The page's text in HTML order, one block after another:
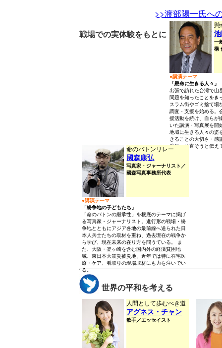
>>渡部陽一氏へ
戦場での実体験をもとに
懸
一
構
●講演テーマ
「懸命に生きる人々」
出張で訪れた台湾で山
問題を知ったことをき
スラム街やゴミ捨て場
調査・支援を始める。
援活動を続け、自らが
いた講演・写真展を開
地域に生きる人々の姿
きることの大切さ・感
度見つめ直そうと伝え
命のバトンリレー
國森康弘
写真家・ジャーナリスト／
國森写真事務所代表
●講演テーマ
「紛争地の子どもたち」
「命のバトンの継承性」を根底のテーマに掲げ
る写真家・ジャーナリスト。進行形の戦場・紛
争地とともにアジア各地の最前線へ送られた日
本人兵士たちの取材を重ね、過去現在の戦争か
ら学び、現在未来の在り方を問うている。 ま
た、大阪・釜ヶ崎を含む国内外の経済貧困地
域、東日本大震災被災地、近年では特に在宅医
療・ケア、看取りの現場取材にも力を注いでい
る。
世界の平和を考える
人間として歩むべき道
アグネス・チャン
歌手／エッセイスト